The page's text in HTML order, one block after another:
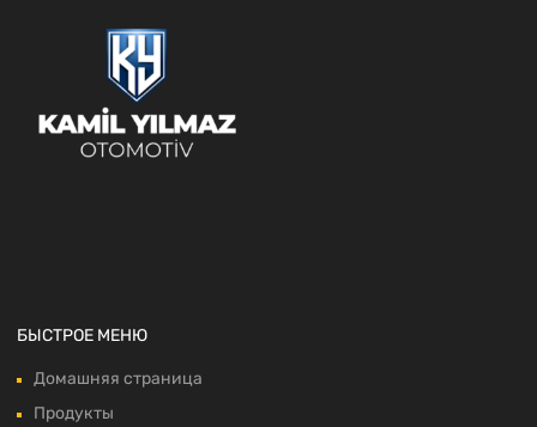
БЫСТРОЕ МЕНЮ
Домашняя страница
Продукты